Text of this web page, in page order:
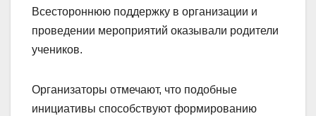
Всестороннюю поддержку в организации и
проведении мероприятий оказывали родители
учеников.
Организаторы отмечают, что подобные
инициативы способствуют формированию